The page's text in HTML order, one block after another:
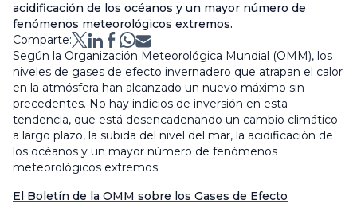
acidificación de los océanos y un mayor número de
fenómenos meteorológicos extremos.
Comparte:
Según la Organización Meteorológica Mundial (OMM), los
niveles de gases de efecto invernadero que atrapan el calor
en la atmósfera han alcanzado un nuevo máximo sin
precedentes. No hay indicios de inversión en esta
tendencia, que está desencadenando un cambio climático
a largo plazo, la subida del nivel del mar, la acidificación de
los océanos y un mayor número de fenómenos
meteorológicos extremos.
El Boletín de la OMM sobre los Gases de Efecto